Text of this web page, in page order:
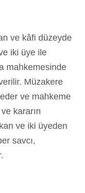
ve kâfi düzeyde
iki üye ile
mahkemesinde
Müzakere
ve mahkeme
kararın
ve iki üyeden
savcı,